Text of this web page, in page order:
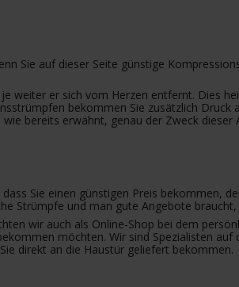
Sie auf dieser Seite günstige
weiter er sich vom Herzen entfernt. Dies
bekommen Sie zusätzlich
bereits erwähnt, genau der Zweck dieser
Sie einen günstigen Preis bekommen,
Strümpfe und man gute Angebote
wir auch als Online-Shop bei dem
möchten. Wir sind Spezialisten
direkt an die Haustür geliefert bekommen.